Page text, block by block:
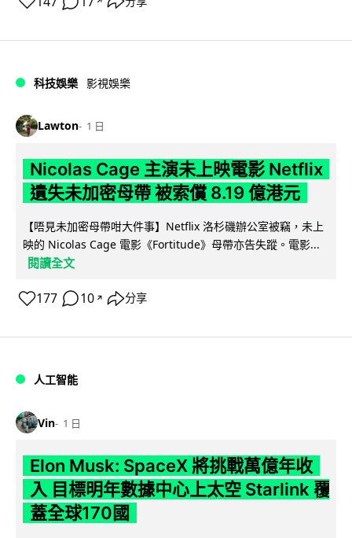
科技娛樂 影視娛樂
Lawton 1 日
Nicolas Cage 主演未上映電影 Netflix
遺失未加密母帶 被索償 8.19 億港元
【唔見未加密母帶咁大件事】Netflix 洛杉磯辦公室被竊，未上
映的 Nicolas Cage 電影《Fortitude》母帶亦告失蹤。電影...
閱讀全文
177 10 ↗ 分享
人工智能
Vin 1 日
Elon Musk: SpaceX 將挑戰萬億年收
入 目標明年數據中心上太空 Starlink 覆
蓋全球170國